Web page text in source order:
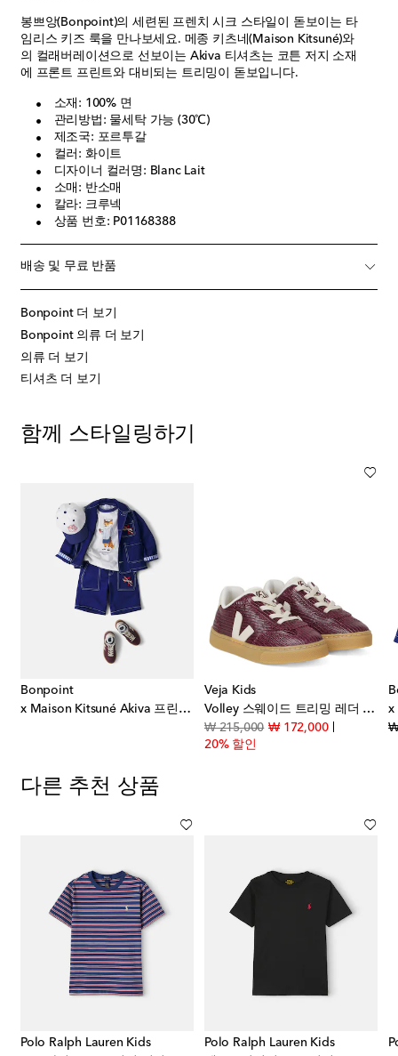
봉쁘앙(Bonpoint)의 세련된 프렌치 시크 스타일이 돋보이는 타
임리스 키즈 룩을 만나보세요. 메종 키츠네(Maison Kitsuné)와
의 컬래버레이션으로 선보이는 Akiva 티셔츠는 코튼 저지 소재
에 프론트 프린트와 대비되는 트리밍이 돋보입니다.
소재: 100% 면
관리방법: 물세탁 가능 (30℃)
제조국: 포르투갈
컬러: 화이트
디자이너 컬러명: Blanc Lait
소매: 반소매
칼라: 크루넥
상품 번호: P01168388
배송 및 무료 반품
Bonpoint 더 보기
Bonpoint 의류 더 보기
의류 더 보기
티셔츠 더 보기
함께 스타일링하기
Bonpoint
x Maison Kitsuné Akiva 프린트 코튼 저지 티셔츠
Veja Kids
Volley 스웨이드 트리밍 레더 스니커즈
₩ 215,000original price
₩ 172,000discount
20% 할인
₩
다른 추천 상품
Polo Ralph Lauren Kids
Polo Ralph Lauren Kids